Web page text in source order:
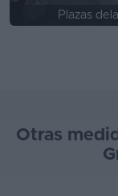
Plazas
Otras